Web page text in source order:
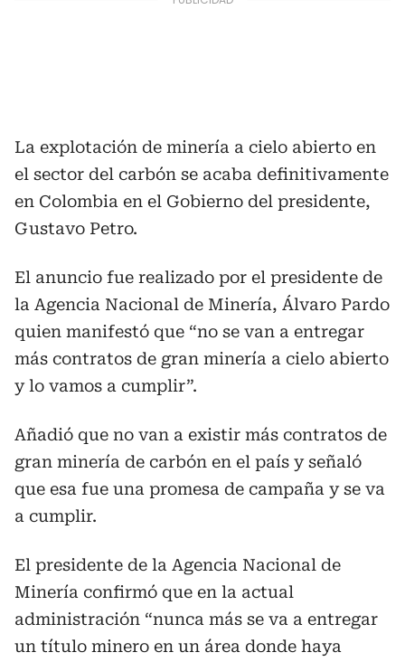
La explotación de minería a cielo abierto en
el sector del carbón se acaba definitivamente
en Colombia en el Gobierno del presidente,
Gustavo Petro.
El anuncio fue realizado por el presidente de
la Agencia Nacional de Minería, Álvaro Pardo
quien manifestó que “no se van a entregar
más contratos de gran minería a cielo abierto
y lo vamos a cumplir”.
Añadió que no van a existir más contratos de
gran minería de carbón en el país y señaló
que esa fue una promesa de campaña y se va
a cumplir.
El presidente de la Agencia Nacional de
Minería confirmó que en la actual
administración “nunca más se va a entregar
un título minero en un área donde haya